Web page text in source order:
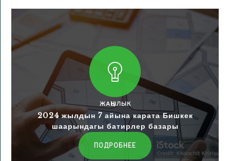
ЖАҢЫЛЫК
2024 жылдын 7 айына карата Бишкек
шаарындагы батирлер базары
ПОДРОБНЕЕ